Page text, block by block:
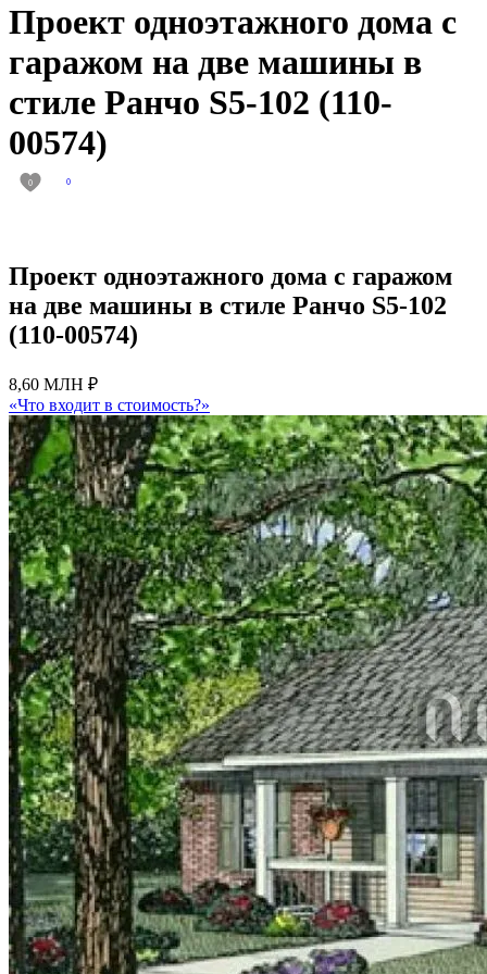
Проект одноэтажного дома с
гаражом на две машины в
стиле Ранчо S5-102 (110-
00574)
0 0
Проект одноэтажного дома с гаражом
на две машины в стиле Ранчо S5-102
(110-00574)
8,60 МЛН ₽
«Что входит в стоимость?»